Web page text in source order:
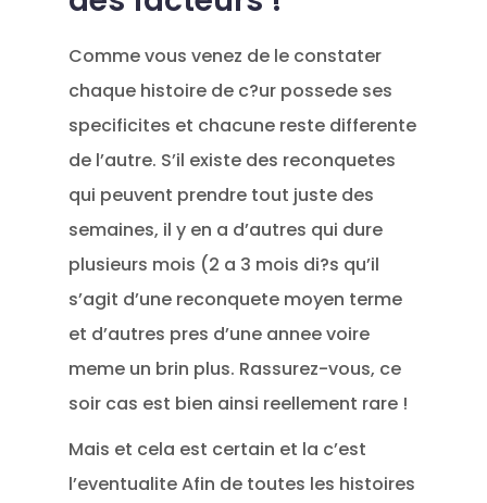
Comme vous venez de le constater
chaque histoire de c?ur possede ses
specificites et chacune reste differente
de l’autre. S’il existe des reconquetes
qui peuvent prendre tout juste des
semaines, il y en a d’autres qui dure
plusieurs mois (2 a 3 mois di?s qu’il
s’agit d’une reconquete moyen terme
et d’autres pres d’une annee voire
meme un brin plus. Rassurez-vous, ce
soir cas est bien ainsi reellement rare !
Mais et cela est certain et la c’est
l’eventualite Afin de toutes les histoires